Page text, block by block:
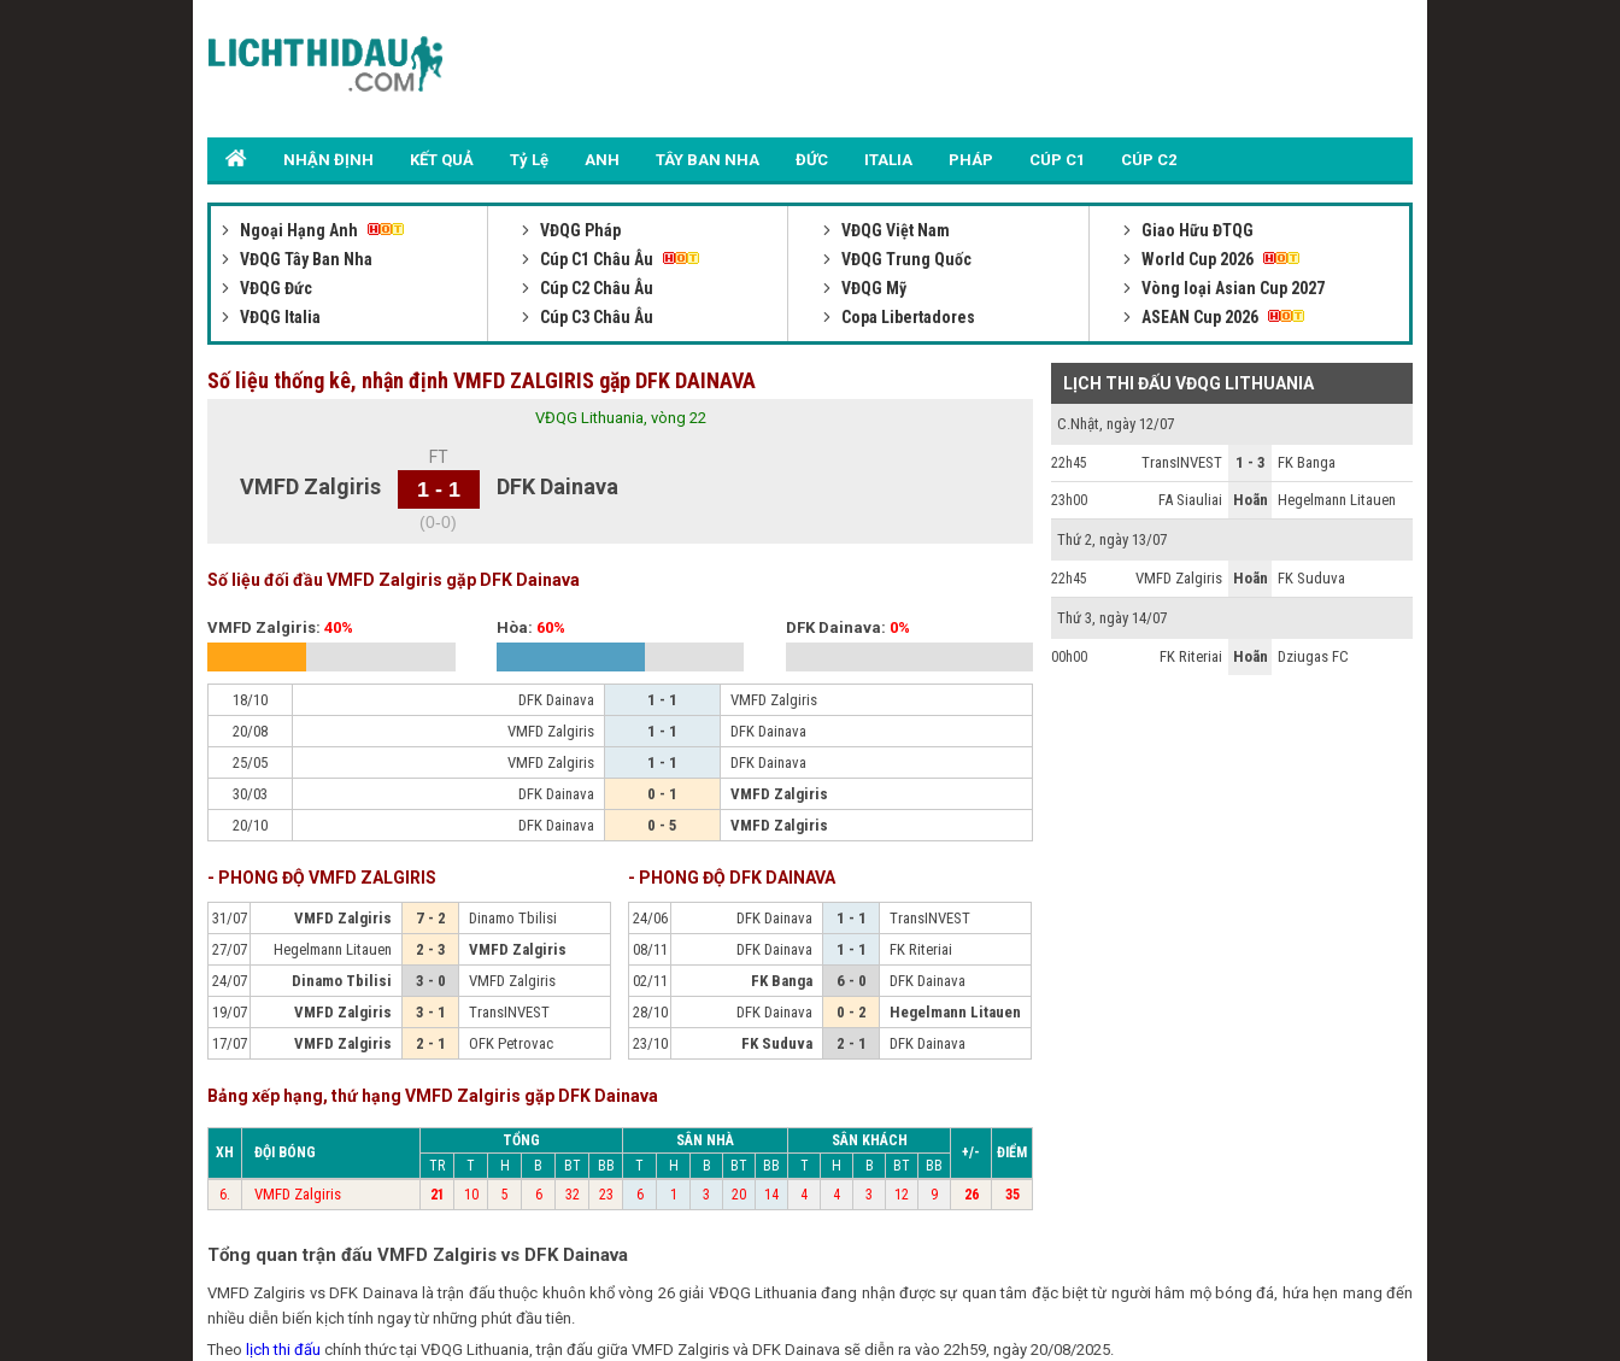
NHẬN ĐỊNH KẾT QUẢ Tỷ Lệ ANH TÂY BAN NHA ĐỨC ITALIA PHÁP CÚP C1 CÚP C2
Ngoại Hạng Anh
VĐQG Tây Ban Nha
VĐQG Đức
VĐQG Italia
VĐQG Pháp
Cúp C1 Châu Âu
Cúp C2 Châu Âu
Cúp C3 Châu Âu
VĐQG Việt Nam
VĐQG Trung Quốc
VĐQG Mỹ
Copa Libertadores
Giao Hữu ĐTQG
World Cup 2026
Vòng loại Asian Cup 2027
ASEAN Cup 2026
Số liệu thống kê, nhận định VMFD ZALGIRIS gặp DFK DAINAVA
VĐQG Lithuania, vòng 22
VMFD Zalgiris
FT
1 - 1
(0-0)
DFK Dainava
Số liệu đối đầu VMFD Zalgiris gặp DFK Dainava
VMFD Zalgiris: 40% Hòa: 60% DFK Dainava: 0%
18/10 DFK Dainava 1 - 1
VMFD Zalgiris
20/08
VMFD Zalgiris 1 - 1
DFK Dainava
25/05
VMFD Zalgiris 1 - 1
DFK Dainava
30/03
DFK Dainava 0 - 1
VMFD Zalgiris
20/10
DFK Dainava 0 - 5 VMFD Zalgiris
- PHONG ĐỘ VMFD ZALGIRIS
31/07 VMFD Zalgiris 7 - 2
Dinamo Tbilisi
27/07
Hegelmann Litauen 2 - 3
VMFD Zalgiris
24/07
Dinamo Tbilisi 3 - 0
VMFD Zalgiris
19/07
VMFD Zalgiris 3 - 1
TransINVEST
17/07
VMFD Zalgiris 2 - 1 OFK Petrovac
- PHONG ĐỘ DFK DAINAVA
24/06 DFK Dainava 1 - 1
TransINVEST
08/11
DFK Dainava 1 - 1
FK Riteriai
02/11
FK Banga 6 - 0
DFK Dainava
28/10
DFK Dainava 0 - 2
Hegelmann Litauen
23/10
FK Suduva 2 - 1 DFK Dainava
Bảng xếp hạng, thứ hạng VMFD Zalgiris gặp DFK Dainava
XH ĐỘI BÓNG
TỔNG SÂN NHÀ SÂN KHÁCH
+/- ĐIỂM
TR T H B BT BB T H B BT BB T H B BT
BB
6.
VMFD Zalgiris 21 10 5 6 32 23 6 1 3 20 14 4 4 3 12 9 26 35
LỊCH THI ĐẤU VĐQG LITHUANIA
C.Nhật, ngày 12/07
22h45 TransINVEST 1 - 3 FK Banga
23h00 FA Siauliai Hoãn Hegelmann Litauen
Thứ 2, ngày 13/07
22h45 VMFD Zalgiris Hoãn FK Suduva
Thứ 3, ngày 14/07
00h00 FK Riteriai Hoãn Dziugas FC
Tổng quan trận đấu VMFD Zalgiris vs DFK Dainava
VMFD Zalgiris vs DFK Dainava là trận đấu thuộc khuôn khổ vòng 26 giải VĐQG Lithuania đang nhận được sự quan tâm đặc biệt từ người hâm mộ bóng đá, hứa hẹn mang đến
nhiều diễn biến kịch tính ngay từ những phút đầu tiên.
Theo lịch thi đấu chính thức tại VĐQG Lithuania, trận đấu giữa VMFD Zalgiris và DFK Dainava sẽ diễn ra vào 22h59, ngày 20/08/2025.